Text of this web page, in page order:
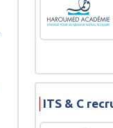
ITS & C